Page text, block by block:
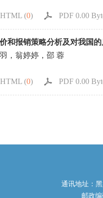
HTML (0) PDF 0.00
和报销策略分析及对我国的
，翁婷婷，邵 蓉
HTML (0) PDF 0.00
通讯地址：
邮政